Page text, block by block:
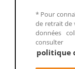
* Pour
de retrait de
données
politique